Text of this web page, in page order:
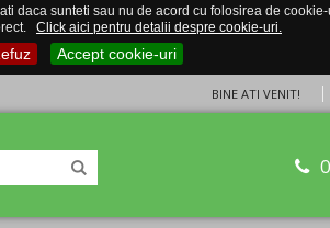
daca sunteti sau nu de acord cu folosirea de
Click aici pentru detalii despre cookie-uri.
Accept cookie-uri
BINE ATI VENIT!